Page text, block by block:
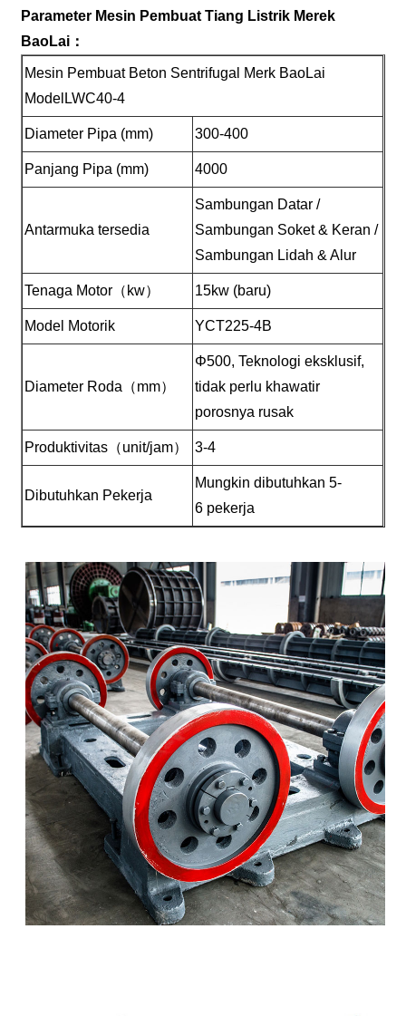
Parameter Mesin Pembuat Tiang Listrik Merek
BaoLai：
Mesin Pembuat Beton Sentrifugal Merk BaoLai
ModelLWC40-4
Diameter Pipa (mm) 300-400
Panjang Pipa (mm) 4000
Antarmuka tersedia
Sambungan Datar /
Sambungan Soket & Keran /
Sambungan Lidah & Alur
Tenaga Motor（kw） 15kw (baru)
Model Motorik YCT225-4B
Diameter Roda（mm）
Φ500, Teknologi eksklusif,
tidak perlu khawatir
porosnya rusak
Produktivitas（unit/jam） 3-4
Dibutuhkan Pekerja
Mungkin dibutuhkan 5-
6 pekerja